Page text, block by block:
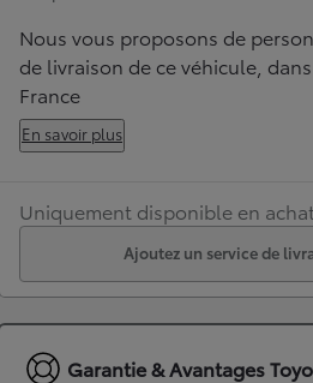
Nous vous proposons de
de livraison de ce véhicule,
France
En savoir plus
Uniquement disponible en
Ajoutez un service de
Garantie & Avantages